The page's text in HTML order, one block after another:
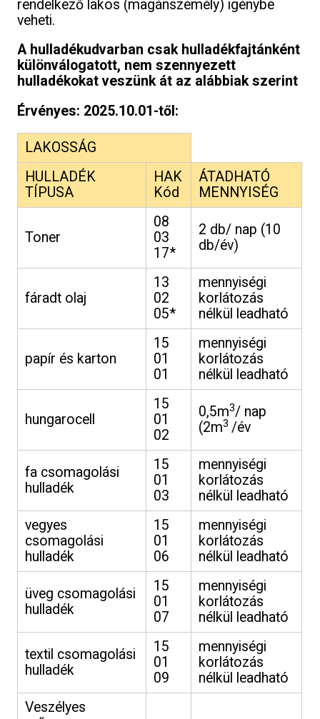
rendelkező lakos (magánszemély) igénybe
veheti.
A hulladékudvarban csak hulladékfajtánként
különválogatott, nem szennyezett
hulladékokat veszünk át az alábbiak szerint
Érvényes: 2025.10.01-től:
LAKOSSÁG
HULLADÉK
TÍPUSA
HAK
Kód
ÁTADHATÓ
MENNYISÉG
Toner
08
03
17*
2 db/ nap (10
db/év)
fáradt olaj
13
02
05*
mennyiségi
korlátozás
nélkül leadható
papír és karton
15
01
01
mennyiségi
korlátozás
nélkül leadható
hungarocell
15
01
02
0,5m3/ nap
(2m3 /év
fa csomagolási
hulladék
15
01
03
mennyiségi
korlátozás
nélkül leadható
vegyes
csomagolási
hulladék
15
01
06
mennyiségi
korlátozás
nélkül leadható
üveg csomagolási
hulladék
15
01
07
mennyiségi
korlátozás
nélkül leadható
textil csomagolási
hulladék
15
01
09
mennyiségi
korlátozás
nélkül leadható
Veszélyes